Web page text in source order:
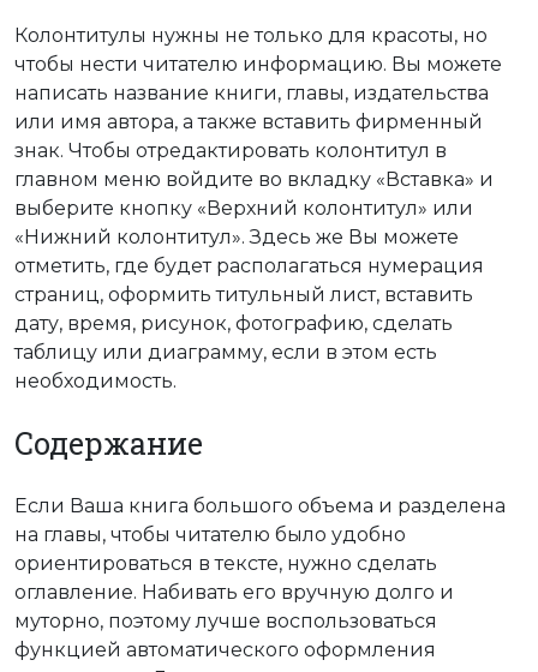
Колонтитулы нужны не только для красоты, но
чтобы нести читателю информацию. Вы можете
написать название книги, главы, издательства
или имя автора, а также вставить фирменный
знак. Чтобы отредактировать колонтитул в
главном меню войдите во вкладку «Вставка» и
выберите кнопку «Верхний колонтитул» или
«Нижний колонтитул». Здесь же Вы можете
отметить, где будет располагаться нумерация
страниц, оформить титульный лист, вставить
дату, время, рисунок, фотографию, сделать
таблицу или диаграмму, если в этом есть
необходимость.
Содержание
Если Ваша книга большого объема и разделена
на главы, чтобы читателю было удобно
ориентироваться в тексте, нужно сделать
оглавление. Набивать его вручную долго и
муторно, поэтому лучше воспользоваться
функцией автоматического оформления